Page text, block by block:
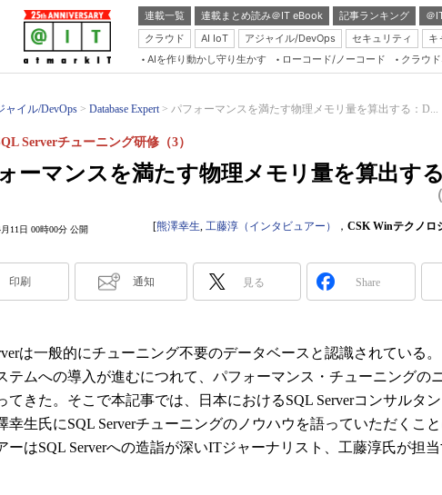
連載一覧 連載まとめ読み＠IT eBook 記事ランキング ＠
クラウド
AI IoT アジャイル/DevOps セキュリティ キ
AIを作り動かし守り生かす ローコード/ノーコード クラウ
ャイル/DevOps Database Expert パフォーマンスを満たす物理メモリ量を算出する：D...
ーマンスを満たす物理メモリ量を算出する
Serverチューニング研修（3）
11日 00時00分 公開 [熊澤幸生, 工藤淳（インタビュアー） ， CSK Winテクノロ
印刷 通知 見る Share
は一般的にチューニング不要のデータベースと認識されている
テムへの導入が進むにつれて、パフォーマンス・チューニングの
てきた。そこで本記事では、日本におけるSQL Serverコンサルタ
幸生氏にSQL Serverチューニングのノウハウを語っていただくこ
ーはSQL Serverへの造詣が深いITジャーナリスト、工藤淳氏が担